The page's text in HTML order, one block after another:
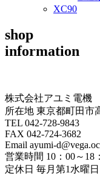
XC90
shop
information
株式会社アユミ電機
所在地 東京都町田市
TEL 042-728-9843
FAX 042-724-3682
Email ayumi-
営業時間 10：00～18
定休日 毎月第1水曜